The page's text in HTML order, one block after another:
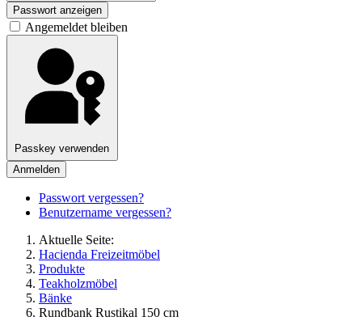
Passwort anzeigen
Angemeldet bleiben
Passkey verwenden
Anmelden
Passwort vergessen?
Benutzername vergessen?
Aktuelle Seite:
Hacienda Freizeitmöbel
Produkte
Teakholzmöbel
Bänke
Rundbank Rustikal 150 cm